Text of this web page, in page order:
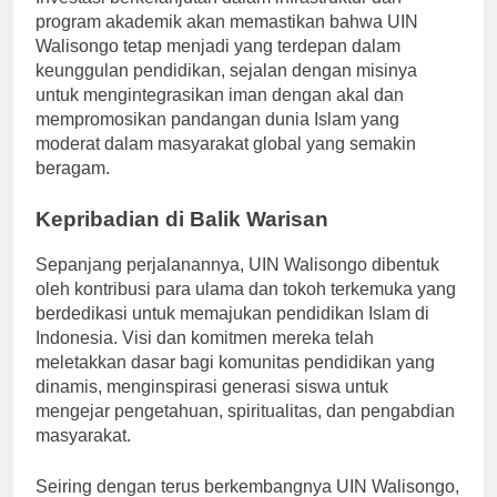
Investasi berkelanjutan dalam infrastruktur dan
program akademik akan memastikan bahwa UIN
Walisongo tetap menjadi yang terdepan dalam
keunggulan pendidikan, sejalan dengan misinya
untuk mengintegrasikan iman dengan akal dan
mempromosikan pandangan dunia Islam yang
moderat dalam masyarakat global yang semakin
Sepanjang perjalanannya, UIN Walisongo dibentuk
oleh kontribusi para ulama dan tokoh terkemuka yang
berdedikasi untuk memajukan pendidikan Islam di
Indonesia. Visi dan komitmen mereka telah
meletakkan dasar bagi komunitas pendidikan yang
dinamis, menginspirasi generasi siswa untuk
mengejar pengetahuan, spiritualitas, dan pengabdian